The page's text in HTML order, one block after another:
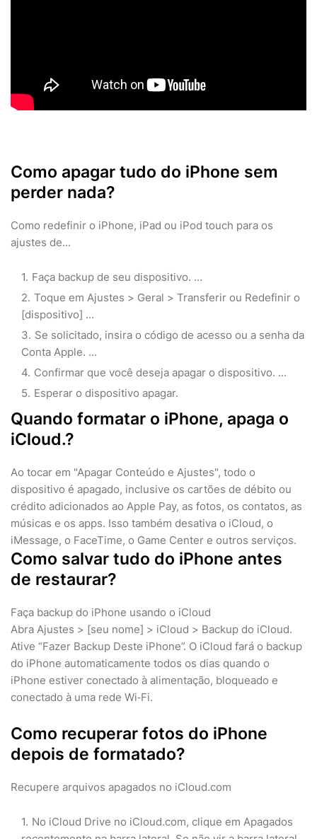
Como apagar tudo do iPhone sem
perder nada?
Como redefinir o iPhone, iPad ou iPod touch para os
ajustes de...
Faça backup de seu dispositivo. ...
Toque em Ajustes > Geral > Transferir ou Redefinir o
[dispositivo] ...
Se solicitado, insira o código de acesso ou a senha da
Conta Apple. ...
Confirmar que você deseja apagar o dispositivo. ...
Esperar o dispositivo apagar.
Quando formatar o iPhone, apaga o
iCloud.?
Ao tocar em "Apagar Conteúdo e Ajustes", todo o
dispositivo é apagado, inclusive os cartões de débito ou
crédito adicionados ao Apple Pay, as fotos, os contatos, as
músicas e os apps. Isso também desativa o iCloud, o
iMessage, o FaceTime, o Game Center e outros serviços.
Como salvar tudo do iPhone antes
de restaurar?
Faça backup do iPhone usando o iCloud
Abra Ajustes > [seu nome] > iCloud > Backup do iCloud.
Ative “Fazer Backup Deste iPhone”. O iCloud fará o backup
do iPhone automaticamente todos os dias quando o
iPhone estiver conectado à alimentação, bloqueado e
conectado à uma rede Wi‑Fi.
Como recuperar fotos do iPhone
depois de formatado?
Recupere arquivos apagados no iCloud.com
No iCloud Drive no iCloud.com, clique em Apagados